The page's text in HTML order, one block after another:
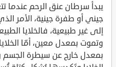
يبدأ سرطان عنق الرحم عندما
جيني أو طفرة جينية، الأمر
إلى غير طبيعية، فالخلايا
وتموت بمعدل معين، أمّا
بمعدل خارج عن سيطرة الجسم